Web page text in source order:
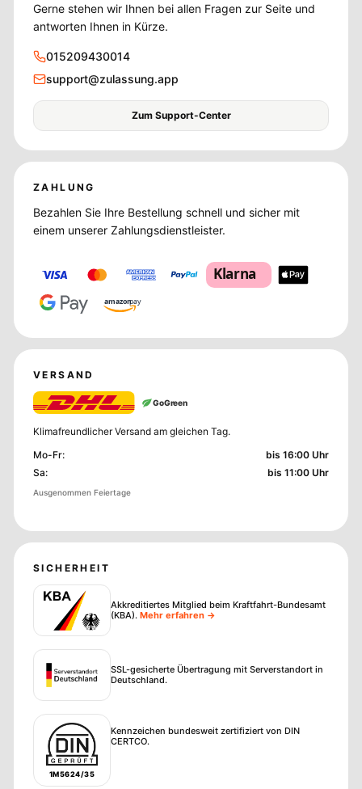
Gerne stehen wir Ihnen bei allen Fragen zur Seite und
antworten Ihnen in Kürze.
015209430014
support@zulassung.app
Zum Support-Center
ZAHLUNG
Bezahlen Sie Ihre Bestellung schnell und sicher mit
einem unserer Zahlungsdienstleister.
Klarna
amazonpay
VERSAND
GoGreen
Klimafreundlicher Versand am gleichen Tag.
Mo-Fr:
bis 16:00 Uhr
Sa: bis 11:00 Uhr
Ausgenommen Feiertage
SICHERHEIT
Akkreditiertes Mitglied beim Kraftfahrt-Bundesamt
(KBA). Mehr erfahren →
SSL-gesicherte Übertragung mit Serverstandort in
Deutschland.
1M5624/35
Kennzeichen bundesweit zertifiziert von DIN
CERTCO.